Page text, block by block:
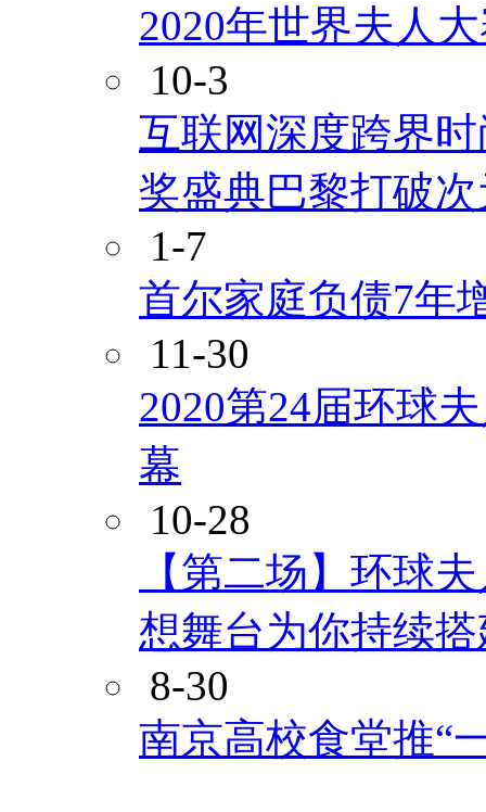
2020年世界夫人
10-3
互联网深度跨界
奖盛典巴黎打破
1-7
首尔家庭负债7年
11-30
2020第24届环球
幕
10-28
【第二场】环球
想舞台为你持续
8-30
南京高校食堂推“